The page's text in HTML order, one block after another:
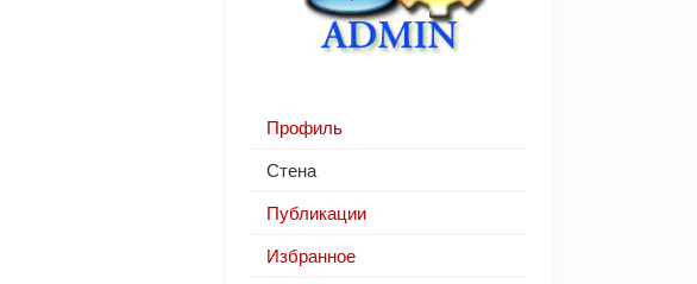
Профиль
Стена
Публикации
Избранное